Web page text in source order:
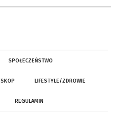
SPOŁECZEŃSTWO
LIFESTYLE/ZDROWIE
REGULAMIN